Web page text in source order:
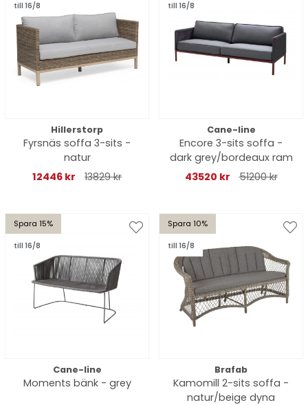
till 16/8
Hillerstorp
Fyrsnäs soffa 3-sits -
natur
12446 kr
13829 kr
till 16/8
Cane-line
Encore 3-sits soffa -
dark grey/bordeaux ram
43520 kr
51200 kr
Spara 15%
till 16/8
Cane-line
Moments bänk - grey
Spara 10%
till 16/8
Brafab
Kamomill 2-sits soffa -
natur/beige dyna